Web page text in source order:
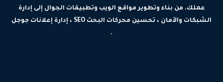
عملك. من بناء وتطوير مواقع الويب وتطبيقات الجوال إلى إدارة
الشبكات والأمان ، تحسين محركات البحث SEO ، إدارة إعلانات جوجل
.